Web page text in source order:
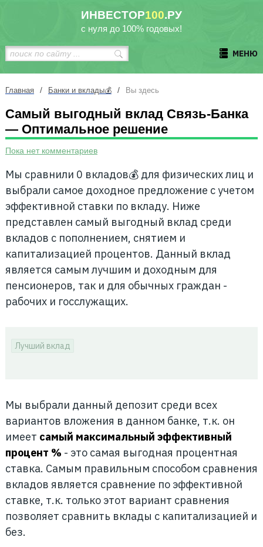
ИНВЕСТОР100.РУ
с нуля до 100% годовых!
МЕНЮ
Главная / Банки и вклады💰 / Вы здесь
Самый выгодный вклад Связь-Банка
— Оптимальное решение
Пока нет комментариев
Мы сравнили 0 вкладов💰 для физических лиц и
выбрали самое доходное предложение с учетом
эффективной ставки по вкладу. Ниже
представлен самый выгодный вклад среди
вкладов с пополнением, снятием и
капитализацией процентов. Данный вклад
является самым лучшим и доходным для
пенсионеров, так и для обычных граждан -
рабочих и госслужащих.
Лучший вклад
Мы выбрали данный депозит среди всех
вариантов вложения в данном банке, т.к. он
имеет самый максимальный эффективный
процент % - это самая выгодная процентная
ставка. Самым правильным способом сравнения
вкладов является сравнение по эффективной
ставке, т.к. только этот вариант сравнения
позволяет сравнить вклады с капитализацией и
без.